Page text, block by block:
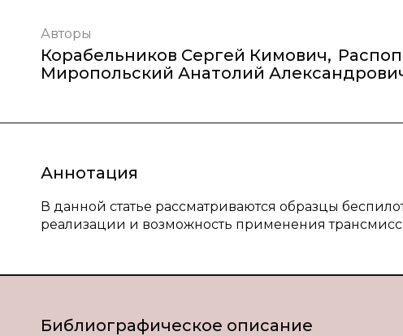
Авторы
Корабельников Сергей Кимович,
Миропольский Анатолий
Аннотация
В данной статье рассматриваются образцы
реализации и возможность применения
Библиографическое описание